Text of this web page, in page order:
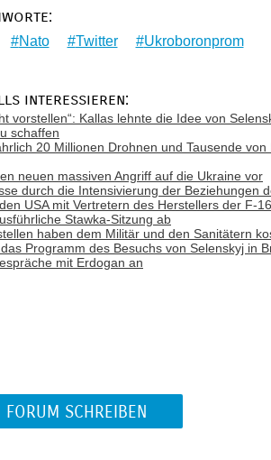
Nato Twitter Ukroboronprom
interessieren:
vorstellen“: Kallas lehnte die Idee von
schaffen
20 Millionen Drohnen und Tausende
neuen massiven Angriff auf die Ukraine vor
durch die Intensivierung der Beziehungen
USA mit Vertretern des Herstellers der F-
Stawka-Sitzung ab
haben dem Militär und den Sanitätern
Programm des Besuchs von Selenskyj in
mit Erdogan an
SCHREIBEN